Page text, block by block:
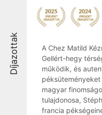
Díjazottak
A Chez Matild
Gellért-hegy
működik, és
magyar
tulajdonosa,
francia